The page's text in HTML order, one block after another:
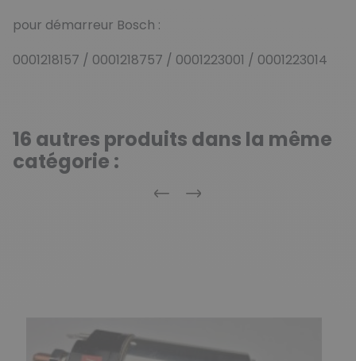
pour démarreur Bosch :
0001218157 / 0001218757 / 0001223001 / 0001223014
16 autres produits dans la même
catégorie :
Précédent
Suivant